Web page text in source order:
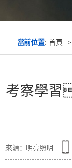
當前位置: 首頁 >
考察學
來源：明亮照明